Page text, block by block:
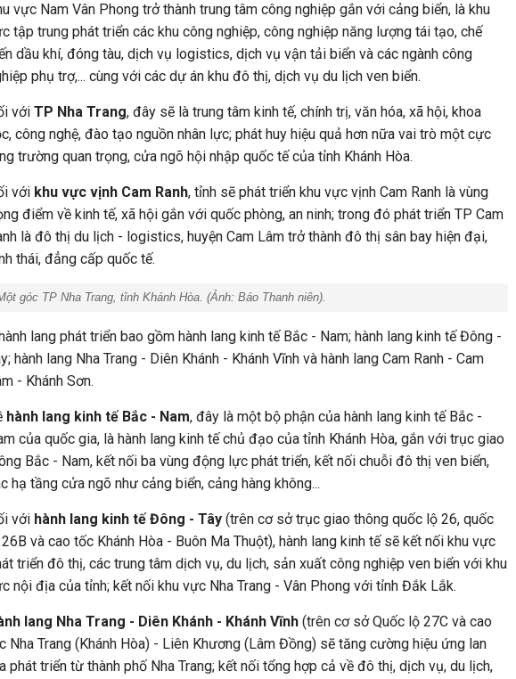
vực Nam Vân Phong trở thành trung tâm công nghiệp gắn với cảng biển, là khu
tập trung phát triển các khu công nghiệp, công nghiệp năng lượng tái tạo, chế
dầu khí, đóng tàu, dịch vụ logistics, dịch vụ vận tải biển và các ngành công
phụ trợ,... cùng với các dự án khu đô thị, dịch vụ du lịch ven biển.
với TP Nha Trang, đây sẽ là trung tâm kinh tế, chính trị, văn hóa, xã hội, khoa
công nghệ, đào tạo nguồn nhân lực; phát huy hiệu quả hơn nữa vai trò một cực
trường quan trọng, cửa ngõ hội nhập quốc tế của tỉnh Khánh Hòa.
với khu vực vịnh Cam Ranh, tỉnh sẽ phát triển khu vực vịnh Cam Ranh là vùng
điểm về kinh tế, xã hội gắn với quốc phòng, an ninh; trong đó phát triển TP Cam
là đô thị du lịch - logistics, huyện Cam Lâm trở thành đô thị sân bay hiện đại,
thái, đẳng cấp quốc tế.
góc TP Nha Trang, tỉnh Khánh Hòa. (Ảnh: Báo Thanh niên).
lang phát triển bao gồm hành lang kinh tế Bắc - Nam; hành lang kinh tế Đông -
hành lang Nha Trang - Diên Khánh - Khánh Vĩnh và hành lang Cam Ranh - Cam
- Khánh Sơn.
hành lang kinh tế Bắc - Nam, đây là một bộ phận của hành lang kinh tế Bắc -
của quốc gia, là hành lang kinh tế chủ đạo của tỉnh Khánh Hòa, gắn với trục giao
Bắc - Nam, kết nối ba vùng động lực phát triển, kết nối chuỗi đô thị ven biển,
hạ tầng cửa ngõ như cảng biển, cảng hàng không...
với hành lang kinh tế Đông - Tây (trên cơ sở trục giao thông quốc lộ 26, quốc
và cao tốc Khánh Hòa - Buôn Ma Thuột), hành lang kinh tế sẽ kết nối khu vực
triển đô thị, các trung tâm dịch vụ, du lịch, sản xuất công nghiệp ven biển với khu
nội địa của tỉnh; kết nối khu vực Nha Trang - Vân Phong với tỉnh Đắk Lắk.
lang Nha Trang - Diên Khánh - Khánh Vĩnh (trên cơ sở Quốc lộ 27C và cao
Nha Trang (Khánh Hòa) - Liên Khương (Lâm Đồng) sẽ tăng cường hiệu ứng lan
phát triển từ thành phố Nha Trang; kết nối tổng hợp cả về đô thị, dịch vụ, du lịch,